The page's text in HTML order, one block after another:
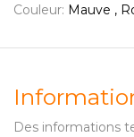
Couleur: Mauve ,
Des informations